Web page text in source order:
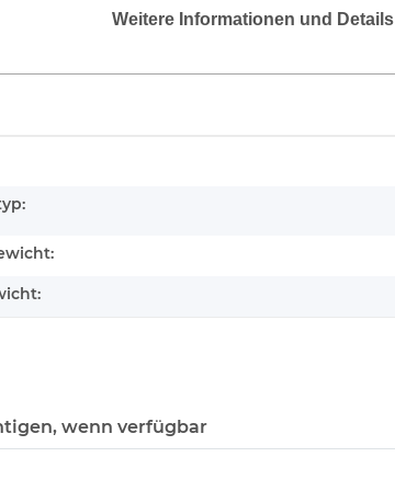
Weitere Informationen und
wenn verfügbar